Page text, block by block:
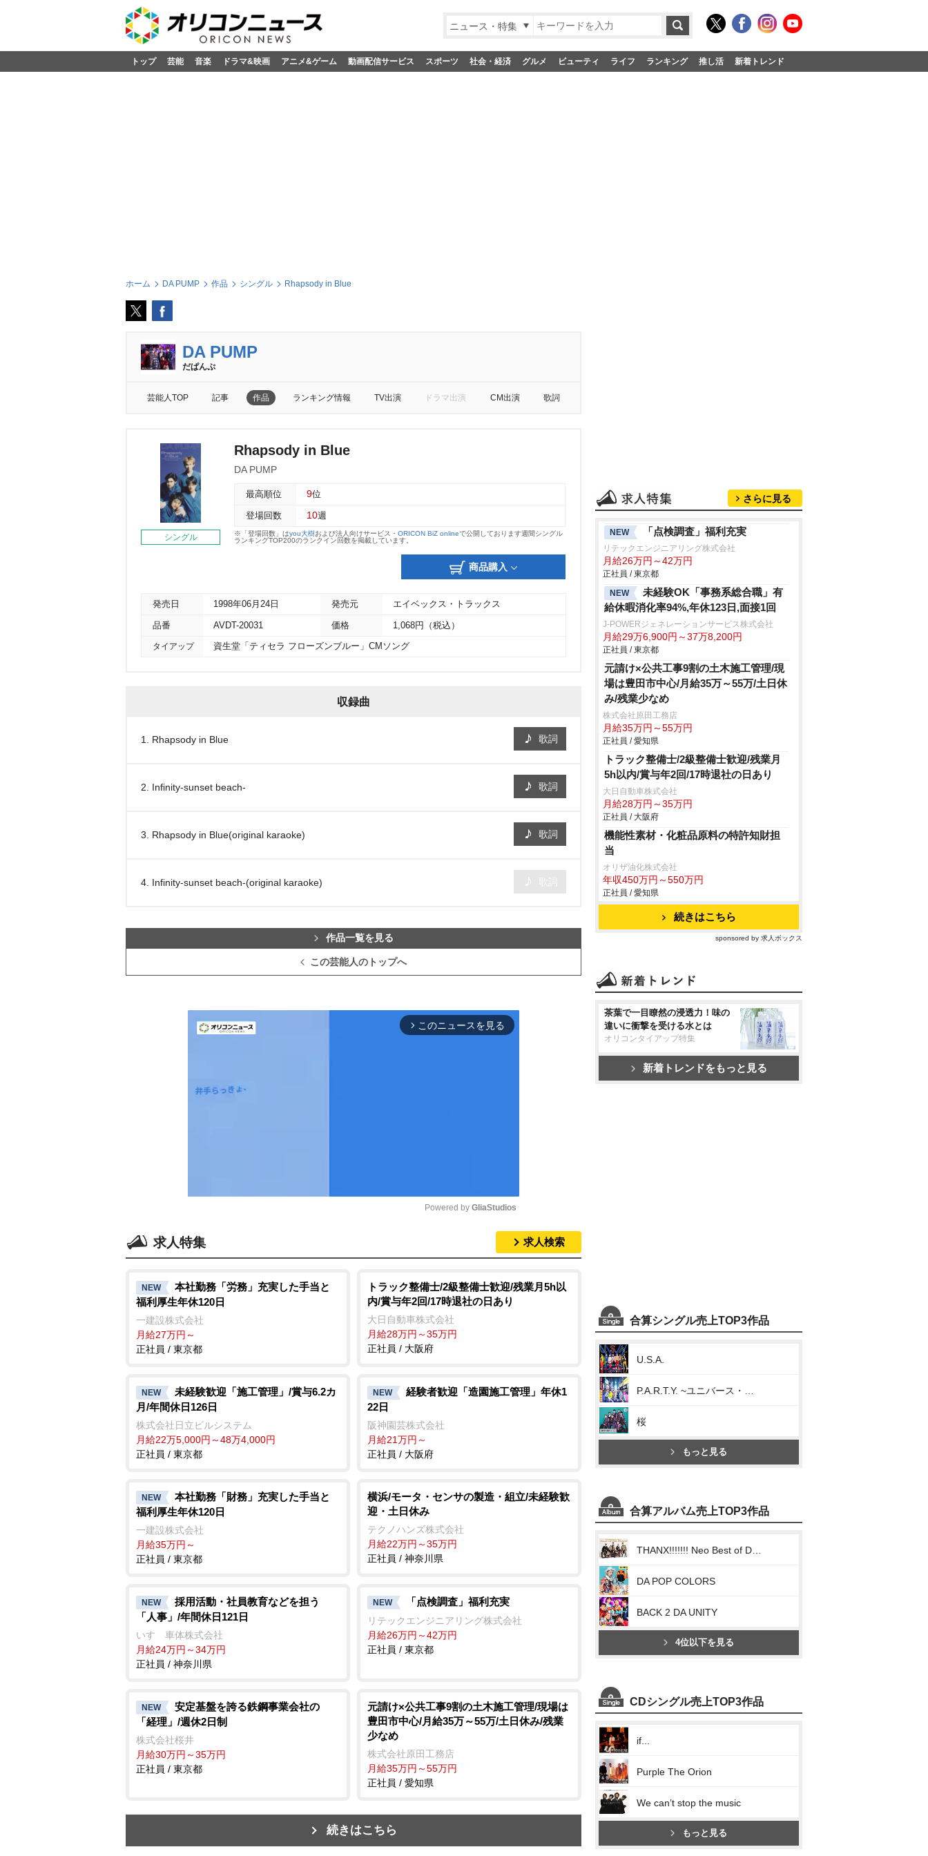
ニュース・特集
トップ 芸能 音楽 ドラマ&映画 アニメ&ゲーム 動画配信サービス スポーツ 社会・経済 グルメ ビューティ ライフ ランキング 推し活 新着トレンド
ホーム DA PUMP 作品 シングル Rhapsody in Blue
DA PUMP
だぱんぷ
芸能人TOP 記事 作品 ランキング情報 TV出演 ドラマ出演 CM出演 歌詞
シングル
Rhapsody in Blue
DA PUMP
最高順位 9位
登場回数 10週
※「登場回数」はyou大樹および法人向けサービス・ ORICON BiZ onlineで公開しております週間シングル
ランキングTOP200のランクイン回数を掲載しています。
商品購入
発売日 1998年06月24日 発売元 エイベックス・トラックス
品番 AVDT-20031 価格 1,068円（税込）
タイアップ 資生堂「ティセラ フローズンブルー」CMソング
収録曲
1. Rhapsody in Blue 歌詞
2. Infinity-sunset beach- 歌詞
3. Rhapsody in Blue(original karaoke) 歌詞
4. Infinity-sunset beach-(original karaoke)
作品一覧を見る
この芸能人のトップへ
arrow_forward_ios このニュースを見る
t
e
Powered by GliaStudios
求人特集 求人検索
NEW
本社勤務「労務」充実した手当と
福利厚生年休120日
一建設株式会社
月給27万円～
正社員 / 東京都
トラック整備士/2級整備士歓迎/残業月5h以
内/賞与年2回/17時退社の日あり
大日自動車株式会社
月給28万円～35万円
正社員 / 大阪府
NEW
未経験歓迎「施工管理」/賞与6.2カ
月/年間休日126日
株式会社日立ビルシステム
月給22万5,000円～48万4,000円
正社員 / 東京都
NEW
経験者歓迎「造園施工管理」年休1
22日
阪神園芸株式会社
月給21万円～
正社員 / 大阪府
NEW
本社勤務「財務」充実した手当と
福利厚生年休120日
一建設株式会社
月給35万円～
正社員 / 東京都
横浜/モータ・センサの製造・組立/未経験歓
迎・土日休み
テクノハンズ株式会社
月給22万円～35万円
正社員 / 神奈川県
NEW
採用活動・社員教育などを担う
「人事」/年間休日121日
いすゞ車体株式会社
月給24万円～34万円
正社員 / 神奈川県
NEW 「点検調査」福利充実
リテックエンジニアリング株式会社
月給26万円～42万円
正社員 / 東京都
NEW
安定基盤を誇る鉄鋼事業会社の
「経理」/週休2日制
株式会社桜井
月給30万円～35万円
正社員 / 東京都
元請け×公共工事9割の土木施工管理/現場は
豊田市中心/月給35万～55万/土日休み/残業
少なめ
株式会社原田工務店
月給35万円～55万円
正社員 / 愛知県
続きはこちら
さらに見る
NEW 「点検調査」福利充実
リテックエンジニアリング株式会社
月給26万円～42万円
正社員 / 東京都
NEW
未経験OK「事務系総合職」有
給休暇消化率94%,年休123日,面接1回
J-POWERジェネレーションサービス株式会社
月給29万6,900円～37万8,200円
正社員 / 東京都
元請け×公共工事9割の土木施工管理/現
場は豊田市中心/月給35万～55万/土日休
み/残業少なめ
株式会社原田工務店
月給35万円～55万円
正社員 / 愛知県
トラック整備士/2級整備士歓迎/残業月
5h以内/賞与年2回/17時退社の日あり
大日自動車株式会社
月給28万円～35万円
正社員 / 大阪府
機能性素材・化粧品原料の特許知財担
当
オリザ油化株式会社
年収450万円～550万円
正社員 / 愛知県
続きはこちら
sponsored by 求人ボックス
茶葉で一目瞭然の浸透力！味の
違いに衝撃を受ける水とは
オリコンタイアップ特集
新着トレンドをもっと見る
合算シングル売上TOP3作品
U.S.A.
桜
もっと見る
合算アルバム売上TOP3作品
DA POP COLORS
BACK 2 DA UNITY
4位以下を見る
CDシングル売上TOP3作品
if...
Purple The Orion
We can’t stop the music
もっと見る